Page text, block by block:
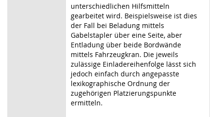
unterschiedlichen Hilfsmitteln
gearbeitet wird. Beispielsweise ist dies
der Fall bei Beladung mittels
Gabelstapler über eine Seite, aber
Entladung über beide Bordwände
mittels Fahrzeugkran. Die jeweils
zulässige Einladereihenfolge lässt sich
jedoch einfach durch angepasste
lexikographische Ordnung der
zugehörigen Platzierungspunkte
ermitteln.